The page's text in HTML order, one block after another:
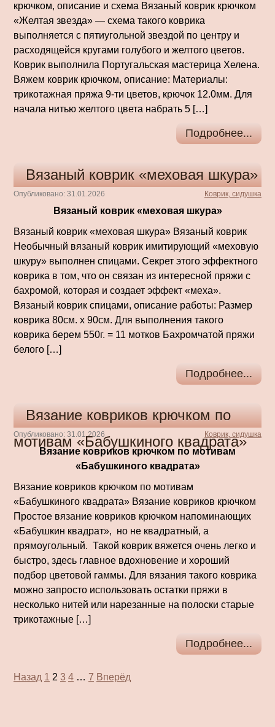
крючком, описание и схема Вязаный коврик крючком
«Желтая звезда» — схема такого коврика
выполняется с пятиугольной звездой по центру и
расходящейся кругами голубого и желтого цветов.
Коврик выполнила Португальская мастерица Хелена.
Вяжем коврик крючком, описание: Материалы:
трикотажная пряжа 9-ти цветов, крючок 12.0мм. Для
начала нитью желтого цвета набрать 5 […]
Подробнее...
Вязаный коврик «меховая шкура»
Опубликовано: 31.01.2026 Коврик, сидушка
Вязаный коврик «меховая шкура»
Вязаный коврик «меховая шкура» Вязаный коврик
Необычный вязаный коврик имитирующий «меховую
шкуру» выполнен спицами. Секрет этого эффектного
коврика в том, что он связан из интересной пряжи с
бахромой, которая и создает эффект «меха».
Вязаный коврик спицами, описание работы: Размер
коврика 80см. х 90см. Для выполнения такого
коврика берем 550г. = 11 мотков Бахромчатой пряжи
белого […]
Подробнее...
Вязание ковриков крючком по
мотивам «Бабушкиного квадрата»
Опубликовано: 31.01.2026 Коврик, сидушка
Вязание ковриков крючком по мотивам
«Бабушкиного квадрата»
Вязание ковриков крючком по мотивам
«Бабушкиного квадрата» Вязание ковриков крючком
Простое вязание ковриков крючком напоминающих
«Бабушкин квадрат», но не квадратный, а
прямоугольный. Такой коврик вяжется очень легко и
быстро, здесь главное вдохновение и хороший
подбор цветовой гаммы. Для вязания такого коврика
можно запросто использовать остатки пряжи в
несколько нитей или нарезанные на полоски старые
трикотажные […]
Подробнее...
Пагинация
Назад 1 2 3 4 … 7 Вперёд